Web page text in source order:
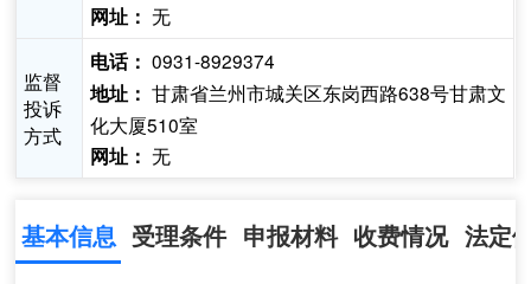
网址： 无
监督
投诉
方式
电话： 0931-8929374
地址： 甘肃省兰州市城关区东岗西路638号甘肃文
化大厦510室
网址： 无
基本信息 受理条件 申报材料 收费情况 法定